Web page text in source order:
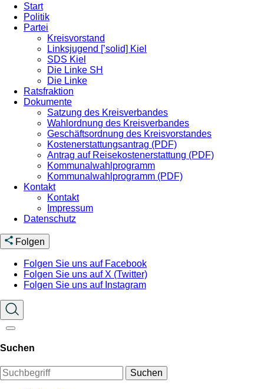
Start
Politik
Partei
Kreisvorstand
Linksjugend [’solid] Kiel
SDS Kiel
Die Linke SH
Die Linke
Ratsfraktion
Dokumente
Satzung des Kreisverbandes
Wahlordnung des Kreisverbandes
Geschäftsordnung des Kreisvorstandes
Kostenerstattungsantrag (PDF)
Antrag auf Reisekostenerstattung (PDF)
Kommunalwahlprogramm
Kommunalwahlprogramm (PDF)
Kontakt
Kontakt
Impressum
Datenschutz
Folgen
Folgen Sie uns auf Facebook
Folgen Sie uns auf X (Twitter)
Folgen Sie uns auf Instagram
Suchen
Suchen